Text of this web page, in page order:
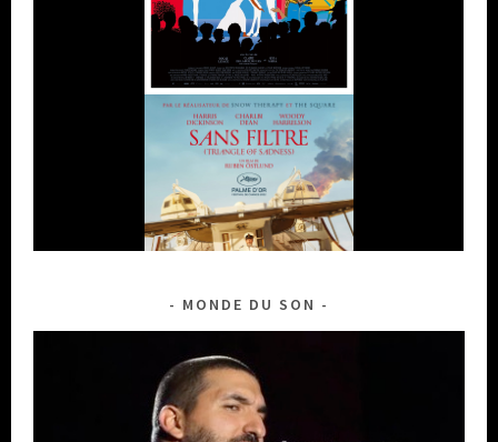
MONDE DU SON